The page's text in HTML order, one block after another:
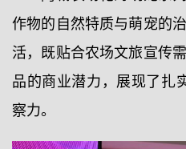
作物的自然特质与萌宠的
活，既贴合农场文旅宣传
品的商业潜力，展现了扎
察力。